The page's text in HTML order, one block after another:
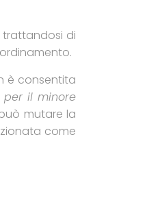
di
è consentita
per il minore
mutare la
come